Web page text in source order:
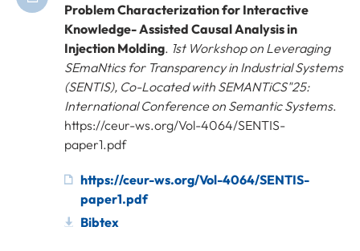
Problem Characterization for Interactive
Knowledge- Assisted Causal Analysis in
Injection Molding. 1st Workshop on Leveraging
SEmaNtics for Transparency in Industrial Systems
(SENTIS), Co-Located with SEMANTiCS"25:
International Conference on Semantic Systems.
https://ceur-ws.org/Vol-4064/SENTIS-
paper1.pdf
https://ceur-ws.org/Vol-4064/SENTIS-
paper1.pdf
Bibtex